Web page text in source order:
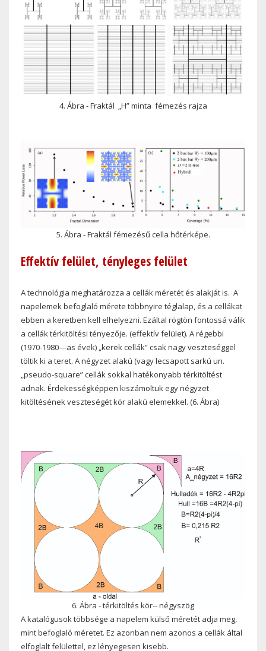
4. Ábra - Fraktál „H” minta fémezés rajza
5. Ábra - Fraktál fémezésű cella hőtérképe.
Effektív felület, tényleges felület
A technológia meghatározza a cellák méretét és alakját is. A
napelemek befoglaló mérete többnyire téglalap, és a cellákat
ebben a keretben kell elhelyezni. Ezáltal rögtön fontossá válik
a cellák térkitöltési tényezője. (effektív felület). A régebbi
(1970-1980—as évek) „kerek cellák” csak nagy veszteséggel
töltik ki a teret. A négyzet alakú (vagy lecsapott sarkú un.
„pseudo-square” cellák sokkal hatékonyabb térkitöltést
adnak. Érdekességképpen kiszámoltuk egy négyzet
kitöltésének veszteségét kör alakú elemekkel. (6. Ábra)
6. Ábra - térkitöltés kör-- négyszög
A katalógusok többsége a napelem külső méretét adja meg,
mint befoglaló méretet. Ez azonban nem azonos a cellák által
elfoglalt felülettel, ez lényegesen kisebb.